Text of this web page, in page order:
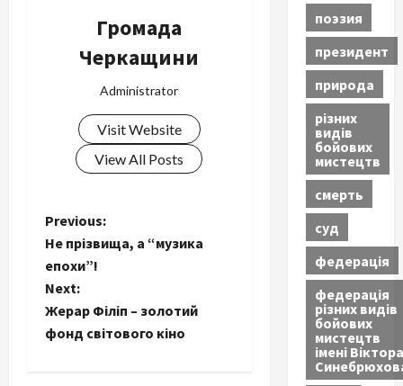
Громада
Черкащини
Administrator
Visit Website
View All Posts
P
o
s
t
Previous:
Не прізвища, а “музика
епохи”!
Next:
Жерар Філіп – золотий
фонд світового кіно
поэзия
президент
природа
різних
видів
бойових
мистецтв
смерть
суд
федерація
федерація
різних видів
бойових
мистецтв
імені Віктора